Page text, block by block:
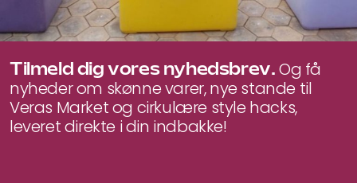
Tilmeld dig vores nyhedsbrev.Og få
nyheder om skønne varer, nye stande til
Veras Market og cirkulære style hacks,
leveret direkte i din indbakke!